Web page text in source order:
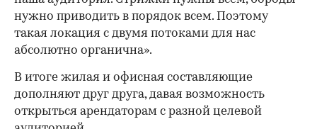
нужно приводить в порядок всем. Поэтому
такая локация с двумя потоками для нас
абсолютно органична».
В итоге жилая и офисная составляющие
дополняют друг друга, давая возможность
открыться арендаторам с разной целевой